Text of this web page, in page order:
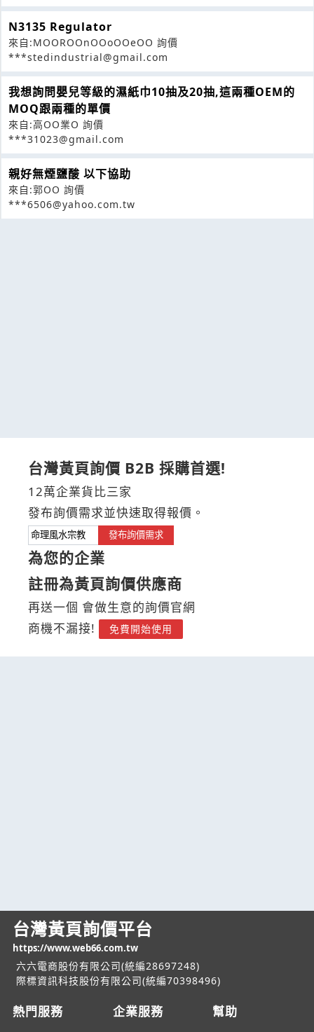
N3135 Regulator
來自:MOOROOnOOoOOeOO 詢價
***stedindustrial@gmail.com
我想詢問嬰兒等級的濕紙巾10抽及20抽,這兩種OEM的
MOQ跟兩種的單價
來自:高OO業O 詢價
***31023@gmail.com
親好無煙鹽酸 以下協助
來自:郭OO 詢價
***6506@yahoo.com.tw
台灣黃頁詢價 B2B 採購首選!
12萬企業貨比三家
發布詢價需求並快速取得報價。
發布詢價需求
為您的企業
註冊為黃頁詢價供應商
再送一個 會做生意的詢價官網
商機不漏接!
免費開始使用
台灣黃頁詢價平台
https://www.web66.com.tw
六六電商股份有限公司(統編28697248)
際標資訊科技股份有限公司(統編70398496)
熱門服務 企業服務 幫助